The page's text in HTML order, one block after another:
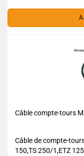
Câble compte-tours
Câble de compte-
150,TS 250/1,ETZ